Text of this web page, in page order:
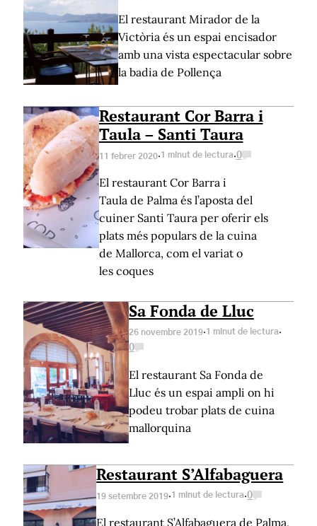
El restaurant Mirador de la
Victòria és un espai encisador
amb una vista espectacular sobre
la badia de Pollença
Restaurant Cor Barra i
Taula – Santi Taura
11 febrer 2020·1 minut de lectura·0
El restaurant Cor Barra i
Taula de Palma és l’aposta del
cuiner Santi Taura per oferir els
plats més populars de la cuina
de Mallorca, com el variat o
les coques
Sa Fonda de Lluc
26 novembre 2019·1 minut de lectura·
0
El restaurant Sa Fonda de
Lluc és un espai ampli on hi
podeu trobar plats de cuina
mallorquina
Restaurant S’Alfabaguera
19 setembre 2019·1 minut de lectura·0
El restaurant S’Alfabaguera de Palma,